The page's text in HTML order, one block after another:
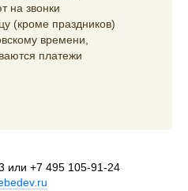
на звонки
(кроме праздников)
времени,
платежи
или +7 495 105-91-24